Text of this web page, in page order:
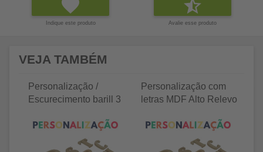
Indique este produto Avalie esse produto
VEJA TAMBÉM
Personalização /
Escurecimento barill 3
Personalização com
letras MDF Alto Relevo